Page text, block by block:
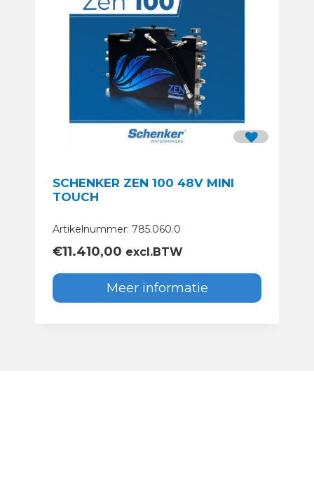
SCHENKER ZEN 100 48V MINI
TOUCH
Artikelnummer: 785.060.0
€11.410,00 excl.BTW
Meer informatie